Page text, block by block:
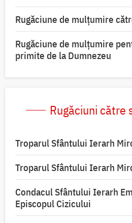
Rugăciune de mulţumire
Rugăciune de mulțumire
primite de la Dumnezeu
Rugăciuni către
Troparul Sfântului Ierarh
Troparul Sfântului Ierarh
Condacul Sfântului Ierarh
Episcopul Cizicului